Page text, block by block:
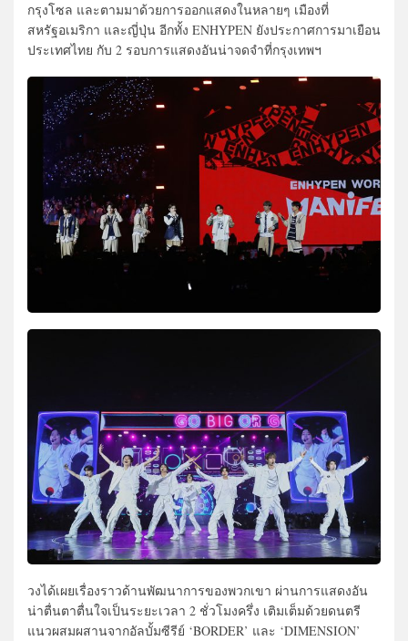
กรุงโซล และตามมาด้วยการออกแสดงในหลายๆ เมืองที่
สหรัฐอเมริกา และญี่ปุ่น อีกทั้ง ENHYPEN ยังประกาศการมาเยือน
ประเทศไทย กับ 2 รอบการแสดงอันน่าจดจำที่กรุงเทพฯ
วงได้เผยเรื่องราวด้านพัฒนาการของพวกเขา ผ่านการแสดงอัน
น่าตื่นตาตื่นใจเป็นระยะเวลา 2 ชั่วโมงครึ่ง เติมเต็มด้วยดนตรี
แนวผสมผสานจากอัลบั้มซีรีย์ ‘BORDER’ และ ‘DIMENSION’